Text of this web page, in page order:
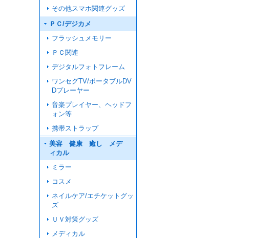
その他スマホ関連グッズ
ＰＣ/デジカメ
フラッシュメモリー
ＰＣ関連
デジタルフォトフレーム
ワンセグTV/ポータブルDV
Dプレーヤー
音楽プレイヤー、ヘッドフ
ォン等
携帯ストラップ
美容 健康 癒し メデ
ィカル
ミラー
コスメ
ネイルケア/エチケットグッ
ズ
ＵＶ対策グッズ
メディカル